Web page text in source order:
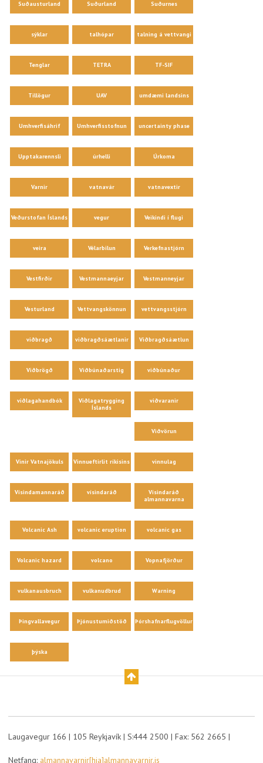
Suðausturland Suðurland Suðurnes
sýklar talhópar talning á vettvangi
Tenglar TETRA TF-SIF
Tillögur UAV umdæmi landsins
Umhverfisáhrif Umhverfisstofnun uncertainty phase
Upptakarennsli úrhelli Úrkoma
Varnir vatnavár vatnavextir
Veðurstofan Íslands vegur Veikindi í flugi
veira Vélarbilun Verkefnastjórn
Vestfirðir Vestmannaeyjar Vestmanneyjar
Vesturland Vettvangskönnun vettvangsstjórn
viðbragð viðbragðsáætlanir Viðbragðsáætlun
Viðbrögð Viðbúnaðarstig viðbúnaður
viðlagahandbók
Viðlagatrygging
Íslands
viðvaranir
Viðvörun
Vinir Vatnajökuls Vinnueftirlit ríkisins vinnulag
Vísindamannaráð vísindaráð
Vísindaráð
almannavarna
Volcanic Ash volcanic eruption volcanic gas
Volcanic hazard volcano Vopnafjörður
vulkanausbruch vulkanudbrud Warning
Þingvallavegur Þjónustumiðstöð Þórshafnarflugvöllur
þýska
Laugavegur 166 | 105 Reykjavík | S:444 2500 | Fax: 562 2665 |
Netfang: almannavarnir[hja]almannavarnir.is